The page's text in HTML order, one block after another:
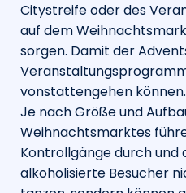
Citystreife oder des
auf dem
sorgen. Damit der
vonstattengehen können.
Je nach Größe und
Weihnachtsmarktes
Kontrollgänge durch und
alkoholisierte Besucher